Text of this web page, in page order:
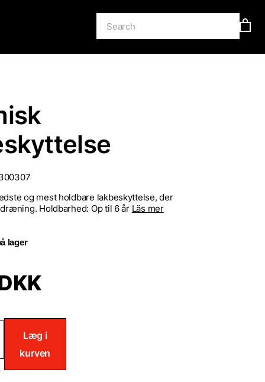
og mest holdbare lakbeskyttelse, der
Holdbarhed: Op til 6 år Läs mer
lager
Læg i
kurven